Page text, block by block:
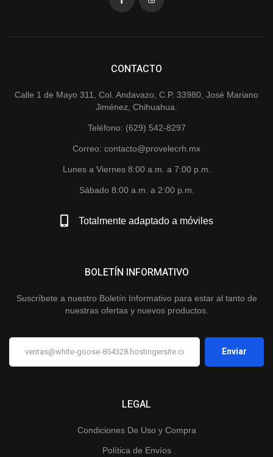
CONTACTO
Calle 1 de Mayo 311, Col. Andavazo, C.P. 33980, José Mariano
Jiménez, Chihuahua.
Teléfono: (629) 542-8297
Correo: contacto@provelecrh.mx
Lunes a Viernes 8:00 a.m. a 7:00 p.m.
Sábado 8:00 a.m. a 2:00 p.m.
Totalmente adaptado a móviles
LEGAL
Condiciones De Uso y Compra
Política de Envíos
BOLETÍN INFORMATIVO
Suscríbete a nuestro Boletín Informativo para estar al tanto de
nuestras ofertas y nuevos productos.